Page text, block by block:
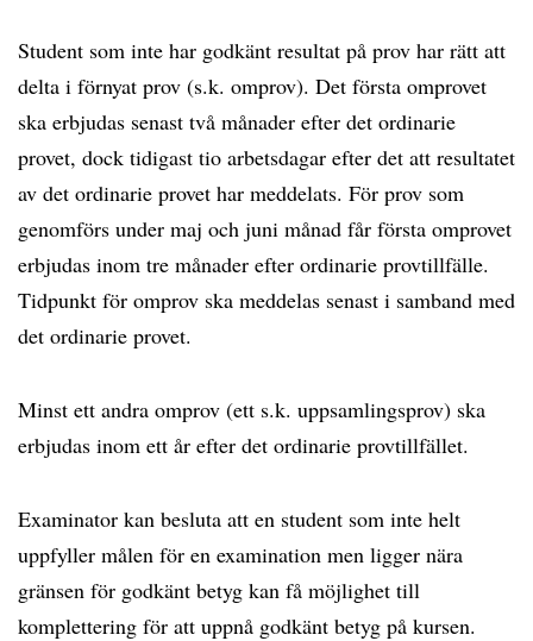
Student som inte har godkänt resultat på prov har rätt att
delta i förnyat prov (s.k. omprov). Det första omprovet
ska erbjudas senast två månader efter det ordinarie
provet, dock tidigast tio arbetsdagar efter det att resultatet
av det ordinarie provet har meddelats. För prov som
genomförs under maj och juni månad får första omprovet
erbjudas inom tre månader efter ordinarie provtillfälle.
Tidpunkt för omprov ska meddelas senast i samband med
det ordinarie provet.
Minst ett andra omprov (ett s.k. uppsamlingsprov) ska
erbjudas inom ett år efter det ordinarie provtillfället.
Examinator kan besluta att en student som inte helt
uppfyller målen för en examination men ligger nära
gränsen för godkänt betyg kan få möjlighet till
komplettering för att uppnå godkänt betyg på kursen.